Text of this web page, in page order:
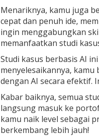
Menariknya, kamu juga
cepat dan penuh ide,
ingin menggabungkan
memanfaatkan studi
Studi kasus berbasis AI
menyelesaikannya,
dengan AI secara efektif.
Kabar baiknya, semua
langsung masuk ke
kamu naik level sebagai
berkembang lebih jauh!